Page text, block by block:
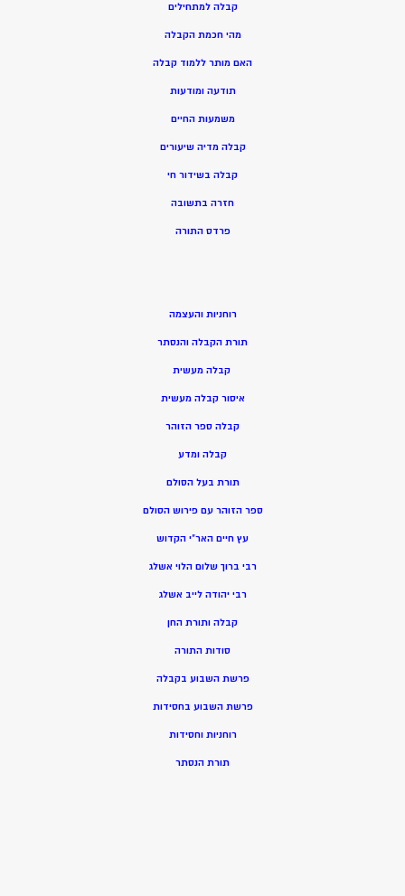
קבלה למתחילים
מהי חכמת הקבלה
האם מותר ללמוד קבלה
תודעה ומודעות
משמעות החיים
קבלה מדיה שיעורים
קבלה בשידור חי
חזרה בתשובה
פרדס התורה
רוחניות והעצמה
תורת הקבלה והנסתר
קבלה מעשית
איסור קבלה מעשית
קבלה ספר הזוהר
קבלה ומדע
תורת בעל הסולם
ספר הזוהר עם פירוש הסולם
עץ חיים האר”י הקדוש
רבי ברוך שלום הלוי אשלג
רבי יהודה לייב אשלג
קבלה ותורת החן
סודות התורה
פרשת השבוע בקבלה
פרשת השבוע בחסידות
רוחניות וחסידות
תורת הנסתר